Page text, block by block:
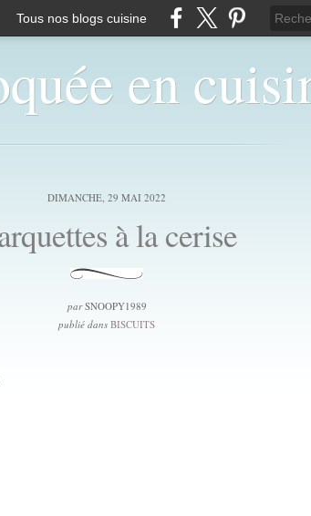
Tous nos blogs cuisine
en
DIMANCHE, 29 MAI 2022
à la cerise
parSNOOPY1989
publié dans BISCUITS